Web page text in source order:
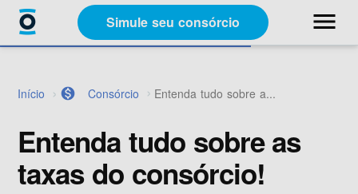
Simule seu consórcio menu
close
Categorias
Início monetization_on Consórcio Entenda tudo sobre a...
Entenda tudo sobre as
taxas do consórcio!